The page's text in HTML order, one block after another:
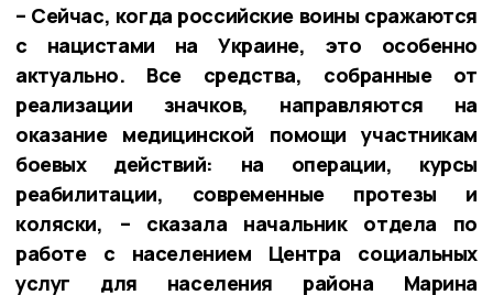
– Сейчас, когда российские воины сражаются
с нацистами на Украине, это особенно
актуально. Все средства, собранные от
реализации значков, направляются на
оказание медицинской помощи участникам
боевых действий: на операции, курсы
реабилитации, современные протезы и
коляски, – сказала начальник отдела по
работе с населением Центра социальных
услуг для населения района Марина